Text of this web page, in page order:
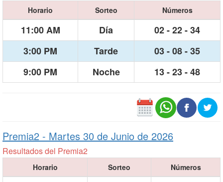
Horario Sorteo Números
11:00 AM Día
02 - 22 - 34
3:00 PM
Tarde
03 - 08 - 35
9:00 PM
Noche 13 - 23 - 48
Premia2 - Martes 30 de Junio de 2026
Resultados del Premia2
Horario Sorteo Números